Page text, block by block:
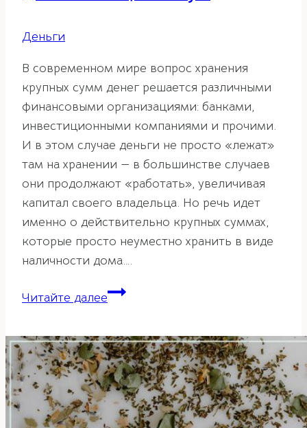
Деньги
В современном мире вопрос хранения
крупных сумм денег решается различными
финансовыми организациями: банками,
инвестиционными компаниями и прочими.
И в этом случае деньги не просто «лежат»
там на хранении — в большинстве случаев
они продолжают «работать», увеличивая
капитал своего владельца. Но речь идет
именно о действительно крупных суммах,
которые просто неуместно хранить в виде
наличности дома….
Читайте далееКак
деньги
по
фэн-
шуй